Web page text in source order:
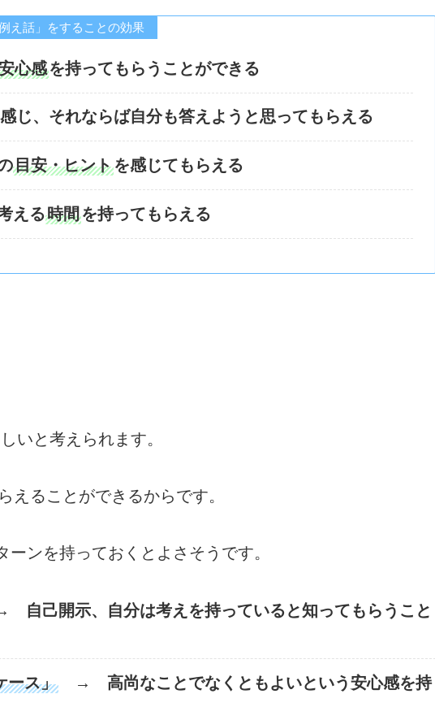
え話」をすることの効果
心感を持ってもらうことができる
じ、それならば自分も答えようと思ってもらえる
目安・ヒントを感じてもらえる
える時間を持ってもらえる
いと考えられます。
えることができるからです。
ンを持っておくとよさそうです。
己開示、自分は考えを持っていると知ってもらうこと
ース」→ 高尚なことでなくともよいという安心感を持